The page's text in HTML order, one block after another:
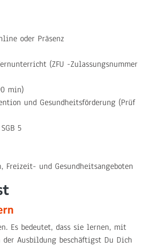
oder Präsenz
(ZFU -Zulassungsnummer
min)
und Gesundheitsförderung (Prüf
5
und Gesundheitsangeboten
Es bedeutet, dass sie lernen, mit
der Ausbildung beschäftigst Du Dich